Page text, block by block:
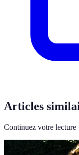
Articles
Continuez votre lecture